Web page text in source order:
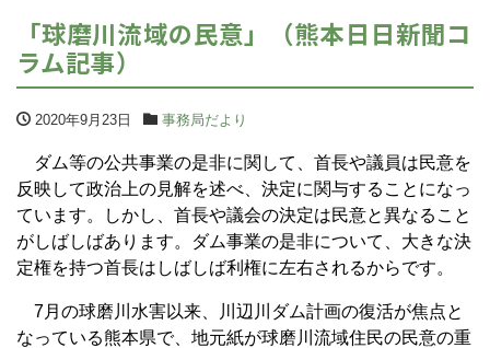
「球磨川流域の民意」（熊本日日新聞コ
ラム記事）
2020年9月23日 事務局だより
ダム等の公共事業の是非に関して、首長や議員は民意を
反映して政治上の見解を述べ、決定に関与することになっ
ています。しかし、首長や議会の決定は民意と異なること
がしばしばあります。ダム事業の是非について、大きな決
定権を持つ首長はしばしば利権に左右されるからです。
7月の球磨川水害以来、川辺川ダム計画の復活が焦点と
なっている熊本県で、地元紙が球磨川流域住民の民意の重